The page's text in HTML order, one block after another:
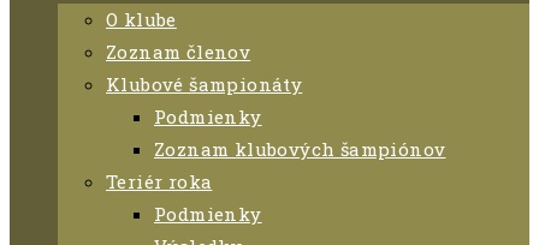
O klube
Zoznam členov
Klubové šampionáty
Podmienky
Zoznam klubových šampiónov
Teriér roka
Podmienky